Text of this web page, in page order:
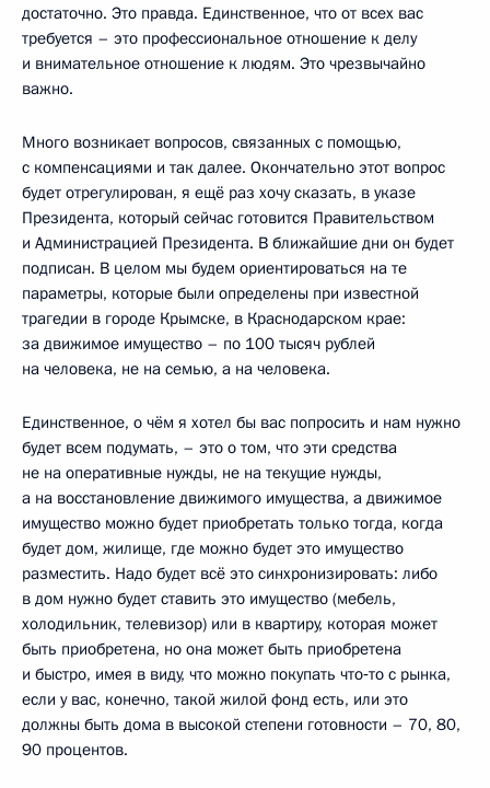
достаточно. Это правда. Единственное, что от всех вас
требуется – это профессиональное отношение к делу
и внимательное отношение к людям. Это чрезвычайно
важно.
Много возникает вопросов, связанных с помощью,
с компенсациями и так далее. Окончательно этот вопрос
будет отрегулирован, я ещё раз хочу сказать, в указе
Президента, который сейчас готовится Правительством
и Администрацией Президента. В ближайшие дни он будет
подписан. В целом мы будем ориентироваться на те
параметры, которые были определены при известной
трагедии в городе Крымске, в Краснодарском крае:
за движимое имущество – по 100 тысяч рублей
на человека, не на семью, а на человека.
Единственное, о чём я хотел бы вас попросить и нам нужно
будет всем подумать, – это о том, что эти средства
не на оперативные нужды, не на текущие нужды,
а на восстановление движимого имущества, а движимое
имущество можно будет приобретать только тогда, когда
будет дом, жилище, где можно будет это имущество
разместить. Надо будет всё это синхронизировать: либо
в дом нужно будет ставить это имущество (мебель,
холодильник, телевизор) или в квартиру, которая может
быть приобретена, но она может быть приобретена
и быстро, имея в виду, что можно покупать что‑то с рынка,
если у вас, конечно, такой жилой фонд есть, или это
должны быть дома в высокой степени готовности – 70, 80,
90 процентов.